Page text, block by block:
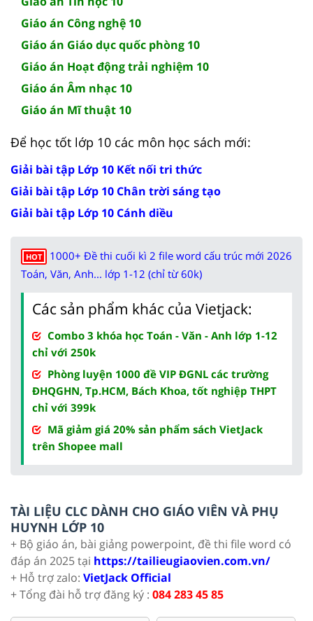
Giáo án Công nghệ 10
Giáo án Giáo dục quốc phòng 10
Giáo án Hoạt động trải nghiệm 10
Giáo án Âm nhạc 10
Giáo án Mĩ thuật 10
Để học tốt lớp 10 các môn học sách mới:
Giải bài tập Lớp 10 Kết nối tri thức
Giải bài tập Lớp 10 Chân trời sáng tạo
Giải bài tập Lớp 10 Cánh diều
HOT
1000+ Đề thi cuối kì 2 file word cấu trúc mới 2026
Toán, Văn, Anh... lớp 1-12 (chỉ từ 60k)
Các sản phẩm khác của Vietjack:
Combo 3 khóa học Toán - Văn - Anh lớp 1-12
chỉ với 250k
Phòng luyện 1000 đề VIP ĐGNL các trường
ĐHQGHN, Tp.HCM, Bách Khoa, tốt nghiệp THPT
chỉ với 399k
Mã giảm giá 20% sản phẩm sách VietJack
trên Shopee mall
TÀI LIỆU CLC DÀNH CHO GIÁO VIÊN VÀ PHỤ
HUYNH LỚP 10
+ Bộ giáo án, bài giảng powerpoint, đề thi file word có
đáp án 2025 tại https://tailieugiaovien.com.vn/
+ Hỗ trợ zalo: VietJack Official
+ Tổng đài hỗ trợ đăng ký : 084 283 45 85